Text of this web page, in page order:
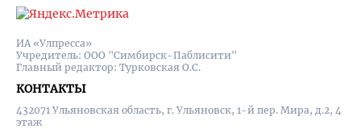
ИА «Улпресса»
Учредитель: ООО "Симбирск-Паблисити"
Главный редактор: Турковская О.С.
КОНТАКТЫ
432071 Ульяновская область, г. Ульяновск, 1-й пер. Мира, д.2, 4
этаж